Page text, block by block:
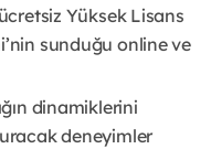
Yüksek Lisans
sunduğu online ve
dinamiklerini
deneyimler